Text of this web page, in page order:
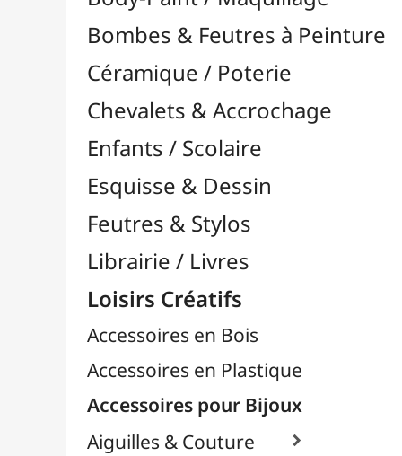
Feutres & Stylos
Librairie / Livres
Loisirs Créatifs
Accessoires en Bois
Accessoires en Plastique
Accessoires pour Bijoux
Aiguilles & Couture

Agrafeuses Simples et Murales 
Aimants
Bougies
Boutons & Button Press
Clous / Pointes / Épingles
Coloriage
Crochets de Tricot
Divers
Effets Oxydation / Rouille
Emporte-Pièces & Perforatrices